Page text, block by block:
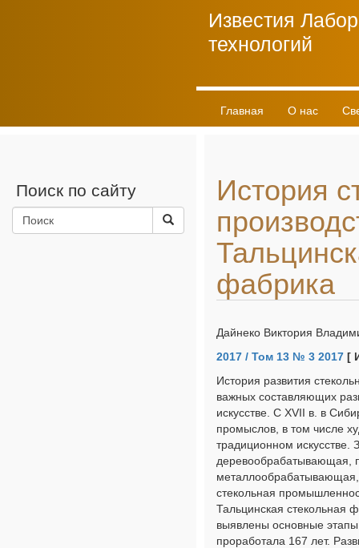
Известия
технологий
Главная О нас
Поиск по сайту
История
фабрика
Дайнеко Виктория
2017 / Том 13 № 3 2017 [
История развития
важных составляющих
искусстве. С XVII в. в
промыслов, в том числе
традиционном искусстве.
деревообрабатывающая,
стекольная
Тальцинская стекольная
выявлены основные
проработала 167 лет.